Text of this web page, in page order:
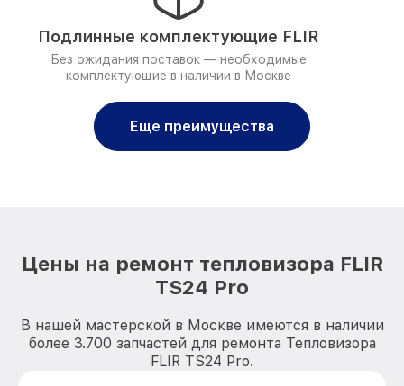
Подлинные комплектующие FLIR
Без ожидания поставок — необходимые
комплектующие в наличии в Москве
Еще преимущества
Цены на ремонт тепловизора FLIR
TS24 Pro
В нашей мастерской в Москве имеются в наличии
более 3.700 запчастей для ремонта Тепловизора
FLIR TS24 Pro.